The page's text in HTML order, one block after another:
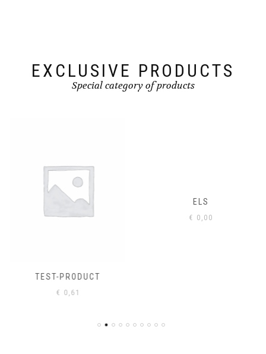
EXCLUSIVE PRODUCTS
Special category of products
TEST-PRODUCT
€0,61
ELS
€0,00